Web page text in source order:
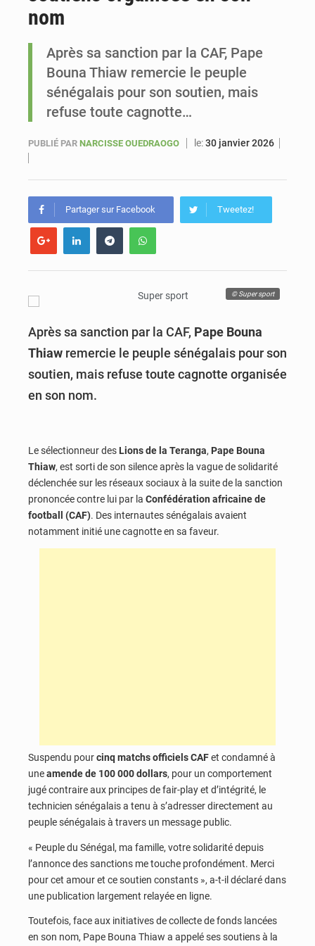
nom
Après sa sanction par la CAF, Pape
Bouna Thiaw remercie le peuple
sénégalais pour son soutien, mais
refuse toute cagnotte…
PUBLIÉ PAR NARCISSE OUEDRAOGO le:30 janvier 2026
Partager sur Facebook Tweetez!
© Super sport
Après sa sanction par la CAF, Pape Bouna
Thiaw remercie le peuple sénégalais pour son
soutien, mais refuse toute cagnotte organisée
en son nom.
Le sélectionneur des Lions de la Teranga, Pape Bouna
Thiaw, est sorti de son silence après la vague de solidarité
déclenchée sur les réseaux sociaux à la suite de la sanction
prononcée contre lui par la Confédération africaine de
football (CAF). Des internautes sénégalais avaient
notamment initié une cagnotte en sa faveur.
Suspendu pourcinq matchs officiels CAFet condamné à
uneamende de 100 000 dollars, pour un comportement
jugé contraire aux principes de fair-play et d’intégrité, le
technicien sénégalais a tenu à s’adresser directement au
peuple sénégalais à travers un message public.
« Peuple du Sénégal, ma famille, votre solidarité depuis
l’annonce des sanctions me touche profondément. Merci
pour cet amour et ce soutien constants », a-t-il déclaré dans
une publication largement relayée en ligne.
Toutefois, face aux initiatives de collecte de fonds lancées
en son nom, Pape Bouna Thiaw a appelé ses soutiens à la